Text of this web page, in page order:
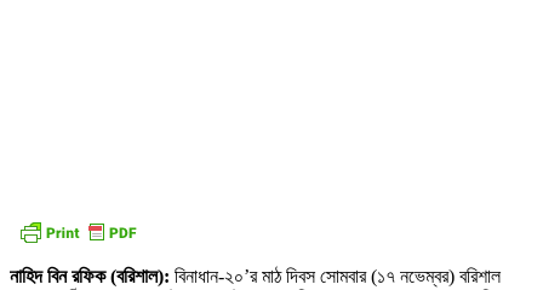
নাহিদ বিন রফিক (বরিশাল): বিনাধান-২০’র মাঠ দিবস সোমবার (১৭ নভেম্বর) বরিশাল